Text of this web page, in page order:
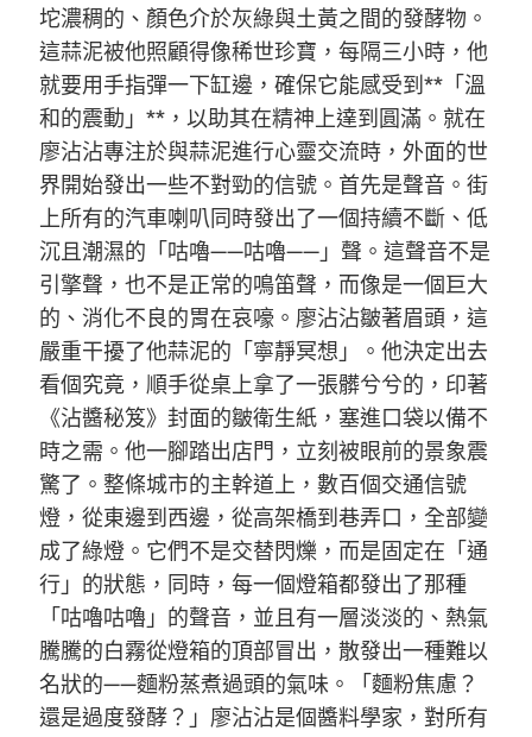
坨濃稠的、顏色介於灰綠與土黃之間的發酵物。
這蒜泥被他照顧得像稀世珍寶，每隔三小時，他
就要用手指彈一下缸邊，確保它能感受到**「溫
和的震動」**，以助其在精神上達到圓滿。就在
廖沾沾專注於與蒜泥進行心靈交流時，外面的世
界開始發出一些不對勁的信號。首先是聲音。街
上所有的汽車喇叭同時發出了一個持續不斷、低
沉且潮濕的「咕嚕——咕嚕——」聲。這聲音不是
引擎聲，也不是正常的鳴笛聲，而像是一個巨大
的、消化不良的胃在哀嚎。廖沾沾皺著眉頭，這
嚴重干擾了他蒜泥的「寧靜冥想」。他決定出去
看個究竟，順手從桌上拿了一張髒兮兮的，印著
《沾醬秘笈》封面的皺衛生紙，塞進口袋以備不
時之需。他一腳踏出店門，立刻被眼前的景象震
驚了。整條城市的主幹道上，數百個交通信號
燈，從東邊到西邊，從高架橋到巷弄口，全部變
成了綠燈。它們不是交替閃爍，而是固定在「通
行」的狀態，同時，每一個燈箱都發出了那種
「咕嚕咕嚕」的聲音，並且有一層淡淡的、熱氣
騰騰的白霧從燈箱的頂部冒出，散發出一種難以
名狀的——麵粉蒸煮過頭的氣味。「麵粉焦慮？
還是過度發酵？」廖沾沾是個醬料學家，對所有